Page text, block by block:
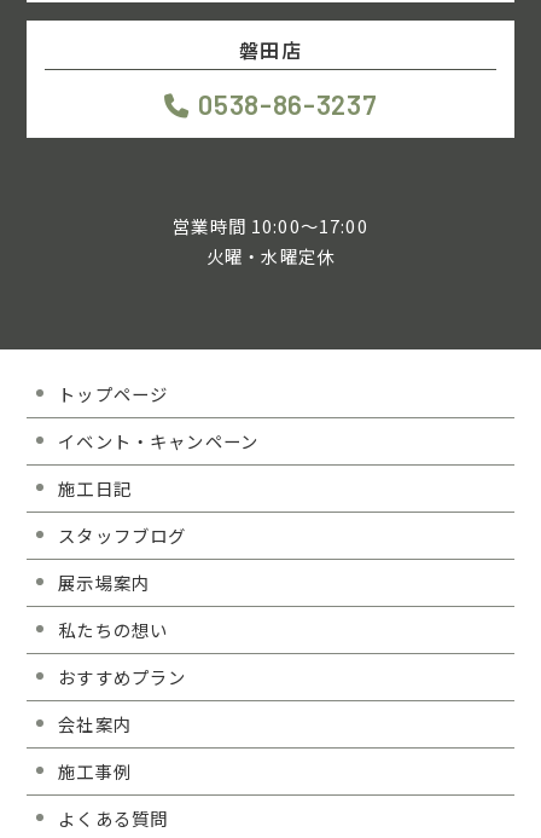
磐田店
0538-86-3237
営業時間 10:00～17:00
火曜・水曜定休
トップページ
イベント・キャンペーン
施工日記
スタッフブログ
展示場案内
私たちの想い
おすすめプラン
会社案内
施工事例
よくある質問